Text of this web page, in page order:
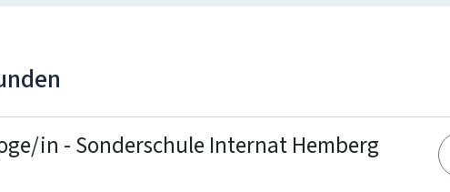
in - Sonderschule Internat Hemberg